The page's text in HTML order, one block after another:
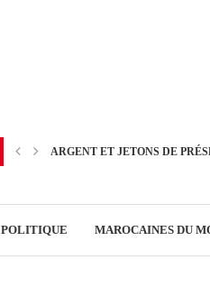
ENSEIGNEMENT
ARGENT ET JETONS DE
POLITIQUE MAROCAINES DU